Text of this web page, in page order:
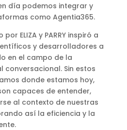
día podemos integrar y
como Agentia365.
ELIZA y PARRY inspiró a
y desarrolladores a
en el campo de la
conversacional. Sin estos
donde estamos hoy,
capaces de entender,
al contexto de nuestras
así la eficiencia y la